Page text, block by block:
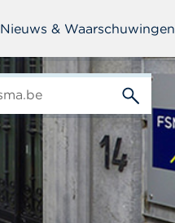
Nieuws & Waarschuwingen